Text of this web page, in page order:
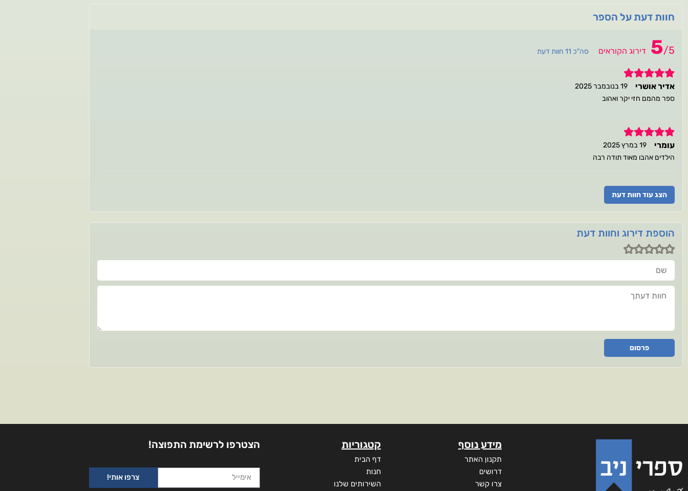
חוות דעת על הספר
5/5 דירוג הקוראים סה"כ 11 חוות דעת
5
אדיר אושרי
19 בנובמבר 2025
ספר מהמם חזי יקר ואהוב
5
עומרי
19 במרץ 2025
הילדים אהבו מאוד תודה רבה
הצג עוד חוות דעת
הוספת דירוג וחוות דעת
שם
חוות דעתך
פרסום
מידע נוסף
תקנון האתר
דרושים
צרו קשר
קטגוריות
דף הבית
חנות
השירותים שלנו
הצטרפו לרשימת התפוצה!
צרפו אותי!